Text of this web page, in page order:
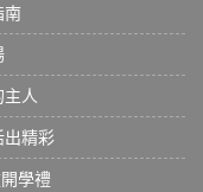
人
精彩
學禮